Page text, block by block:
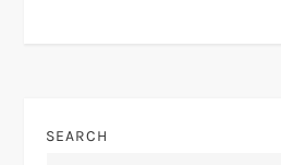
SEARCH